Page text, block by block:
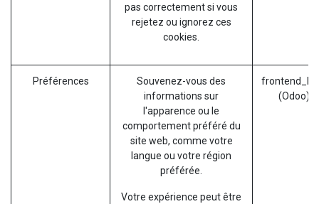
pas correctement si vous
rejetez ou ignorez ces
cookies.
Préférences
Souvenez-vous des
informations sur
l'apparence ou le
comportement préféré du
site web, comme votre
langue ou votre région
préférée.
Votre expérience peut être
(Odoo)